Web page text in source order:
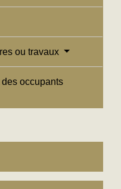
ou travaux
occupants